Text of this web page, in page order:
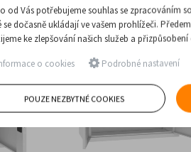
SKLADEM
od Vás potřebujeme souhlas se zpracováním
se dočasně ukládají ve vašem prohlížeči.
ke zlepšování našich služeb a
o cookies Podrobné nastavení
POUZE NEZBYTNÉ COOKIES